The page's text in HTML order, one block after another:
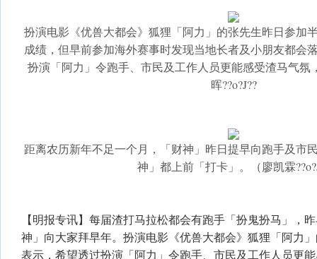
扮演电影《优兽大都会》狐狸「阿力」的张先生昨日参加
成绩，但早前参加海外赛事时发现当地长者及小朋友都会
扮演「阿力」令跑手、市民及工作人员更能感受渣马气氛
晖??o?J??
距离农历新年不足一个月，「财神」昨日提早向跑手及市
神」都上前「打卡」。（廖凯霖
【明报专讯】每届渣打马拉松都会有跑手「扮鬼扮马」，
神」向大家拜早年。扮演电影《优兽大都会》狐狸「阿力
表示，希望透过扮演「阿力」令跑手、市民及工作人员更